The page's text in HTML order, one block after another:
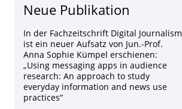
Neue Publikation
In der Fachzeitschrift Digital Journalism
ist ein neuer Aufsatz von Jun.-Prof.
Anna Sophie Kümpel erschienen:
„Using messaging apps in audience
research: An approach to study
everyday information and news use
practices“